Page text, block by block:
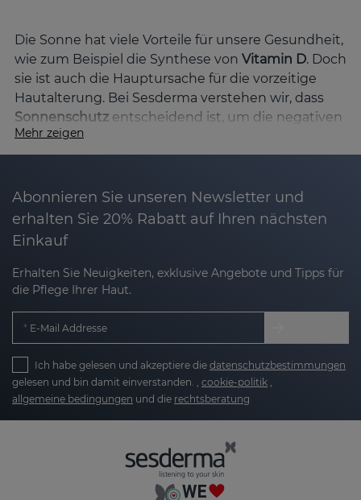
Die Sonne hat viele Vorteile für unsere Gesundheit,
wie zum Beispiel die Synthese von Vitamin D. Doch
sie ist auch die Hauptursache für die vorzeitige
Hautalterung. Bei Sesderma verstehen wir, dass
Sonnenschutz entscheidend ist, um die negativen
Auswirkungen dieser Sonnenexposition zu
verhindern und die Haut in optimaler Verfassung
hochwirksamerSonnenschutzprodukte, die nicht
nur schützen, sondern auch mögliche Schäden
durch Sonnenstrahlung reparieren und Ihre Haut
besser schützen.
Was ist REPASKIN?
REPASKINist eine fortschrittliche
Sonnenschutzlinie von Sesderma, die speziell
entwickelt wurde, um die schädlichen
Auswirkungen der Sonne zu bekämpfen und
Hautalterung zu verhindern.
Die REPASKIN-Produkte enthalten
Sonnenschutzfilter, reparierende Enzyme und
Antioxidantien, die Ihre Haut nicht nur während
Mehr zeigen
Abonnieren Sie unseren Newsletter und
erhalten Sie 20% Rabatt auf Ihren nächsten
Einkauf
Erhalten Sie Neuigkeiten, exklusive Angebote und Tipps für
die Pflege Ihrer Haut.
E-Mail Addresse
Ich habe gelesen und akzeptiere die datenschutzbestimmungen
gelesen und bin damit einverstanden. , cookie-politik ,
allgemeine bedingungen und die rechtsberatung